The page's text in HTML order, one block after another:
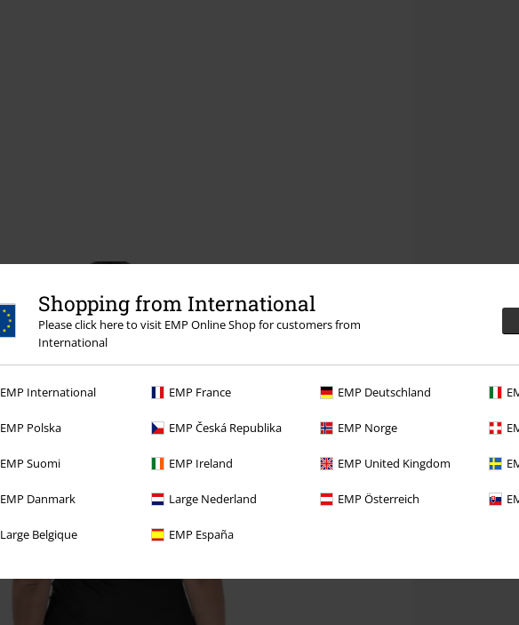
Shopping from International
Please click here to visit EMP Online Shop for customers from
International
EMP International EMP France EMP Deutschland
EMP Polska EMP Česká Republika EMP Norge
EMP Suomi EMP Ireland EMP United Kingdom
EMP Danmark Large Nederland EMP Österreich
Large Belgique EMP España